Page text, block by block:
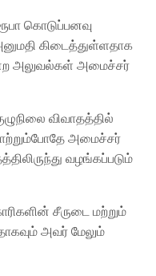
கொடுப்பனவு
கிடைத்துள்ளதாக
அலுவல்கள் அமைச்சர்
விவாதத்தில்
அமைச்சர்
வழங்கப்படும்
சீருடை மற்றும்
அவர் மேலும்